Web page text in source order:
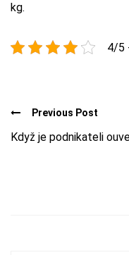
kg.
4/5
Previous Post
Když je podnikateli